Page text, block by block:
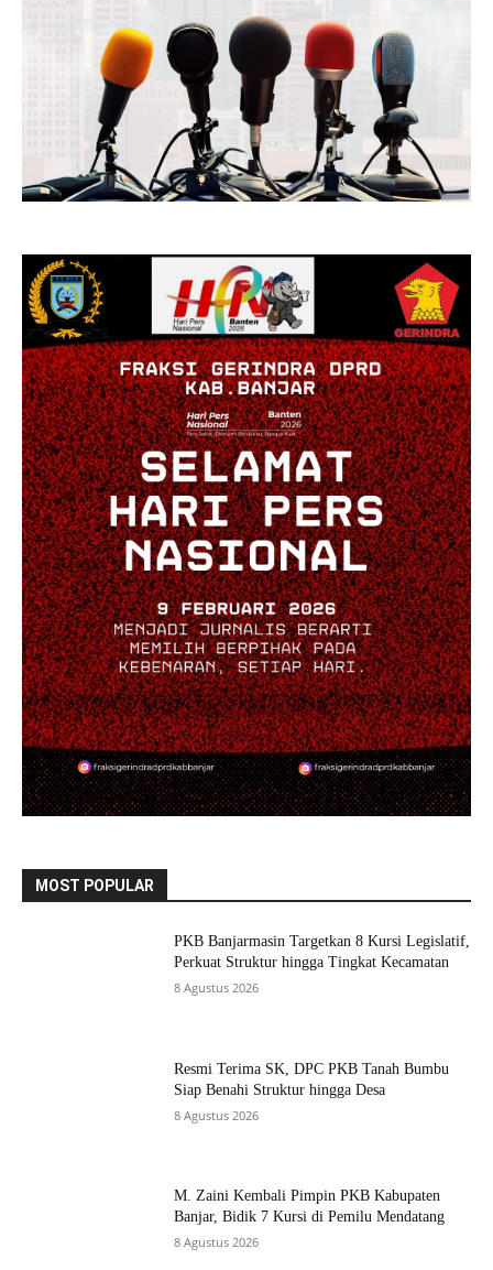
MOST POPULAR
PKB Banjarmasin Targetkan 8 Kursi Legislatif,
Perkuat Struktur hingga Tingkat Kecamatan
8 Agustus 2026
Resmi Terima SK, DPC PKB Tanah Bumbu
Siap Benahi Struktur hingga Desa
8 Agustus 2026
M. Zaini Kembali Pimpin PKB Kabupaten
Banjar, Bidik 7 Kursi di Pemilu Mendatang
8 Agustus 2026